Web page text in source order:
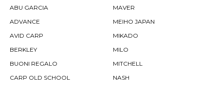
ABU GARCIA
ADVANCE
AVID CARP
BERKLEY
BUONI REGALO
CARP OLD SCHOOL
MAVER
MEIHO JAPAN
MIKADO
MILO
MITCHELL
NASH